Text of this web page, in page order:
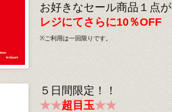
お好きなセール商品１点が
レジにてさらに10％OFF
※ご利用は一回限りです。
５日間限定！！
★★超目玉★★